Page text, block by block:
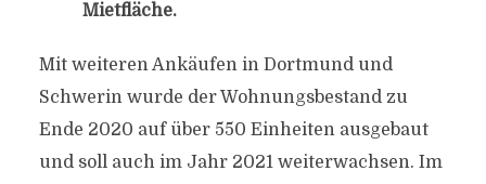
Mietfläche.
Mit weiteren Ankäufen in Dortmund und
Schwerin wurde der Wohnungsbestand zu
Ende 2020 auf über 550 Einheiten ausgebaut
und soll auch im Jahr 2021 weiterwachsen. Im